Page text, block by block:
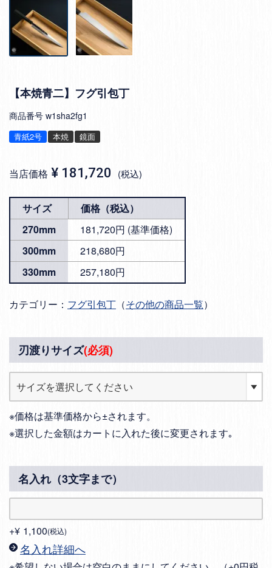
【本焼青二】フグ引包丁
商品番号 w1sha2fg1
青紙2号 本焼 鏡面
当店価格 ¥ 181,720 税込
サイズ
価格（税込）
270mm
181,720円 (基準価格)
300mm
218,680円
330mm
257,180円
カテゴリー： フグ引包丁 （その他の商品一覧）
刃渡りサイズ(必須)
※価格は基準価格から±されます。
※選択した金額はカートに入れた後に変更されます｡
名入れ（3文字まで）
+¥ 1,100 税込
名入れ詳細へ